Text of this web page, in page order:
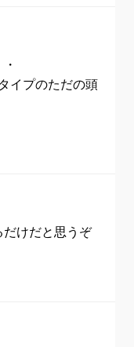
イプのただの頭
だけだと思うぞ